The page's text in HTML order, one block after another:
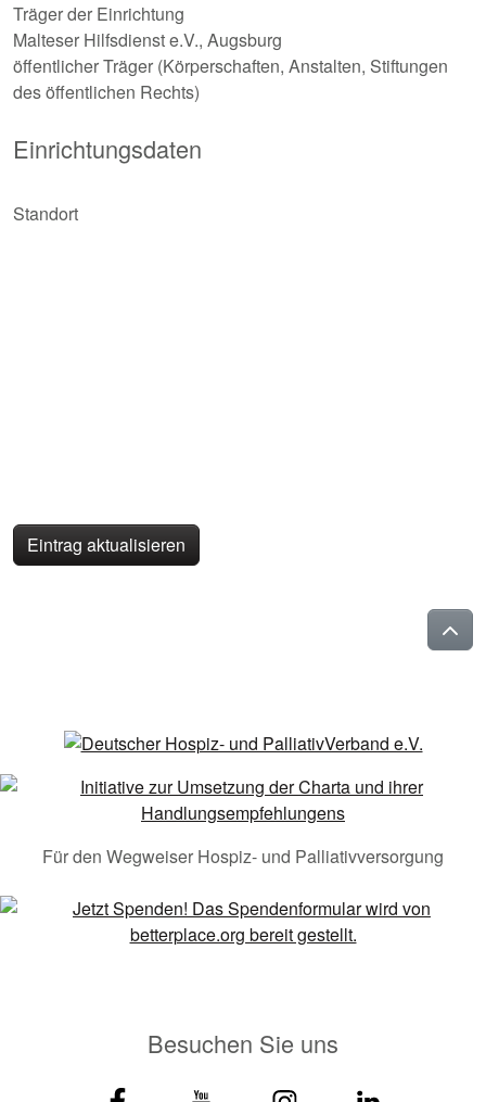
Träger der Einrichtung
Malteser Hilfsdienst e.V., Augsburg
öffentlicher Träger (Körperschaften, Anstalten, Stiftungen
des öffentlichen Rechts)
Einrichtungsdaten
Standort
Eintrag aktualisieren
Für den Wegweiser Hospiz- und Palliativversorgung
Besuchen Sie uns